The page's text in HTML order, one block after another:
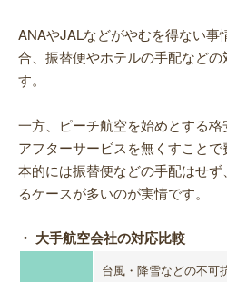
ANAやJALなどがやむを得ない事
合、振替便やホテルの手配など
す。
一方、ピーチ航空を始めとする
アフターサービスを無くすこと
本的には振替便などの手配はせ
るケースが多いのが実情です。
・ 大手航空会社の対応比較
台風・降雪などの不可